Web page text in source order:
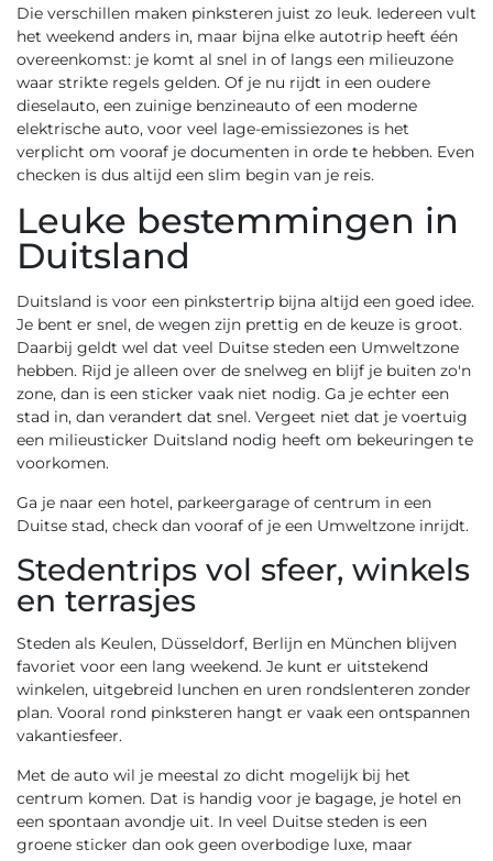
Die verschillen maken pinksteren juist zo leuk. Iedereen vult
het weekend anders in, maar bijna elke autotrip heeft één
overeenkomst: je komt al snel in of langs een milieuzone
waar strikte regels gelden. Of je nu rijdt in een oudere
dieselauto, een zuinige benzineauto of een moderne
elektrische auto, voor veel lage-emissiezones is het
verplicht om vooraf je documenten in orde te hebben. Even
checken is dus altijd een slim begin van je reis.
Leuke bestemmingen in
Duitsland
Duitsland is voor een pinkstertrip bijna altijd een goed idee.
Je bent er snel, de wegen zijn prettig en de keuze is groot.
Daarbij geldt wel dat veel Duitse steden een Umweltzone
hebben. Rijd je alleen over de snelweg en blijf je buiten zo'n
zone, dan is een sticker vaak niet nodig. Ga je echter een
stad in, dan verandert dat snel. Vergeet niet dat je voertuig
een milieusticker Duitsland nodig heeft om bekeuringen te
voorkomen.
Ga je naar een hotel, parkeergarage of centrum in een
Duitse stad, check dan vooraf of je een Umweltzone inrijdt.
Stedentrips vol sfeer, winkels
en terrasjes
Steden als Keulen, Düsseldorf, Berlijn en München blijven
favoriet voor een lang weekend. Je kunt er uitstekend
winkelen, uitgebreid lunchen en uren rondslenteren zonder
plan. Vooral rond pinksteren hangt er vaak een ontspannen
vakantiesfeer.
Met de auto wil je meestal zo dicht mogelijk bij het
centrum komen. Dat is handig voor je bagage, je hotel en
een spontaan avondje uit. In veel Duitse steden is een
groene sticker dan ook geen overbodige luxe, maar